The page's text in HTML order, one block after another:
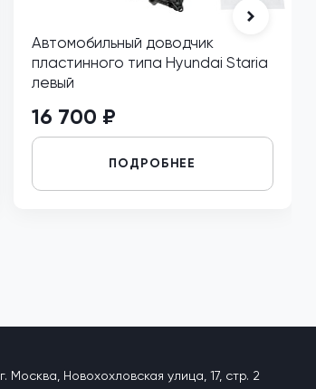
Автомобильный доводчик
пластинного типа Hyundai Staria
левый
16 700 ₽
ПОДРОБНЕЕ
г. Москва, Новохохловская улица, 17, стр. 2